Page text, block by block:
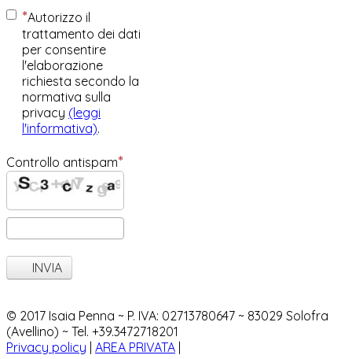
Autorizzo il
trattamento dei dati
per consentire
l'elaborazione
richiesta secondo la
normativa sulla
privacy (leggi
l'informativa).
Controllo antispam
INVIA
© 2017 Isaia Penna ~ P. IVA: 02713780647 ~ 83029 Solofra
(Avellino) ~ Tel. +39.3472718201
Privacy policy AREA PRIVATA